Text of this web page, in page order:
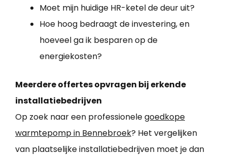
Moet mijn huidige HR-ketel de deur uit?
Hoe hoog bedraagt de investering, en
hoeveel ga ik besparen op de
energiekosten?
Meerdere offertes opvragen bij erkende
installatiebedrijven
Op zoek naar een professionelegoedkope
warmtepomp in Bennebroek? Het vergelijken
van plaatselijke installatiebedrijven moet je dan